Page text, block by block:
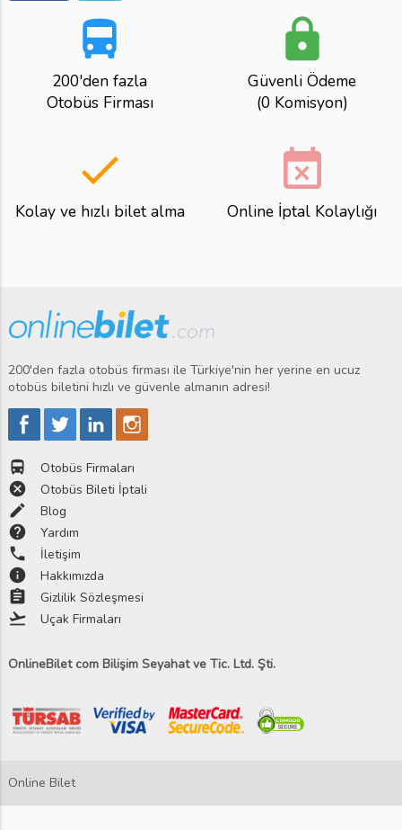
directions_bus
200'den fazla
Otobüs Firması
lock
Güvenli Ödeme
(0 Komisyon)
done
Kolay ve hızlı bilet alma
event_busy
Online İptal Kolaylığı
200'den fazla otobüs firması ile Türkiye'nin her yerine en ucuz
otobüs biletini hızlı ve güvenle almanın adresi!
directions_bus Otobüs Firmaları
cancel Otobüs Bileti İptali
edit Blog
help Yardım
phone İletişim
info Hakkımızda
assignment Gizlilik Sözleşmesi
flight_takeoff Uçak Firmaları
OnlineBilet com Bilişim Seyahat ve Tic. Ltd. Şti.
Online Bilet